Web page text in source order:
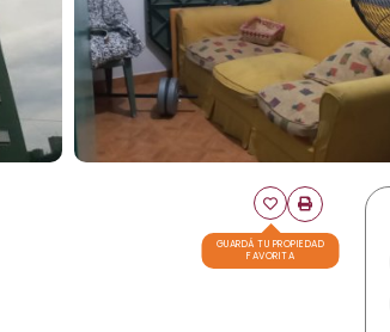
GUARDÁ TU PROPIEDAD
FAVORITA